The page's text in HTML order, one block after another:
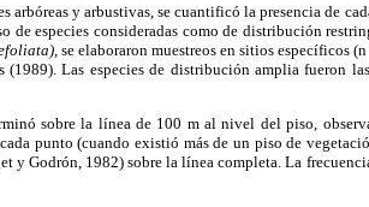
arbóreas y arbustivas, se cuantificó la presencia de
de especies consideradas como de distribución
se elaboraron muestreos en sitios específicos
Las especies de distribución amplia fueron
sobre la línea de 100 m al nivel del piso,
punto (cuando existió más de un piso de
y Godrón, 1982) sobre la línea completa. La